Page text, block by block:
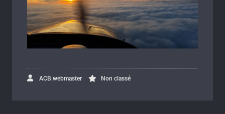
ACB.webmaster Non classé